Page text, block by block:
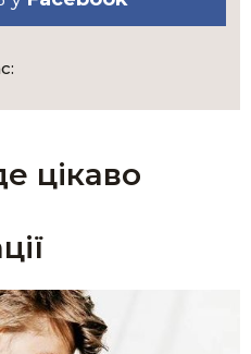
цікаво